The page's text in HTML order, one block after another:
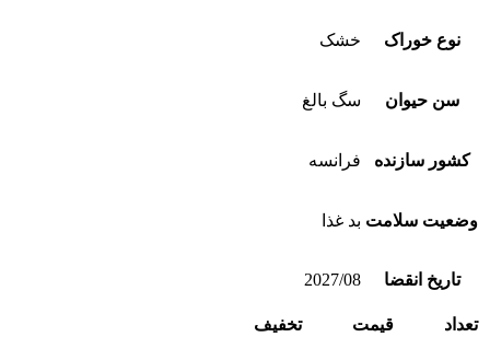
نوع خوراک خشک
سن حیوان سگ بالغ
کشور سازنده فرانسه
وضعیت سلامت بد غذا
تاریخ انقضا 2027/08
تعداد قیمت
تخفیف